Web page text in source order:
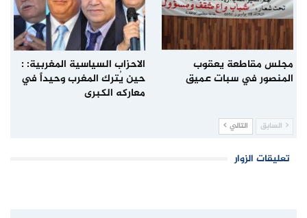
مجلس مقاطعة يعقوب
المنصور في سبات عميق
الاحزاب السياسية المغربية: :
حين يُترك المغرب وحيداً في
معاركه الكبرى
السابق التالي
تعليقات الزوار